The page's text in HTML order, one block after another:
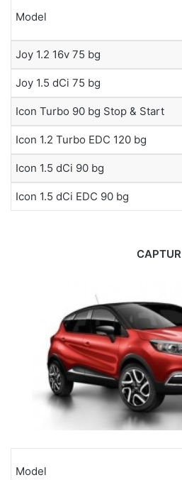
Model
Joy 1.2 16v 75 bg
Joy 1.5 dCi 75 bg
Icon Turbo 90 bg Stop & Start
Icon 1.2 Turbo EDC 120 bg
Icon 1.5 dCi 90 bg
Icon 1.5 dCi EDC 90 bg
CAPTUR
Model